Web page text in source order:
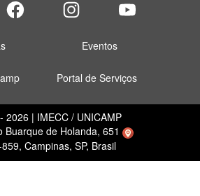
Eventos
Portal de Serviços
2026 | IMECC / UNICAMP
Buarque de Holanda, 651
Campinas, SP, Brasil